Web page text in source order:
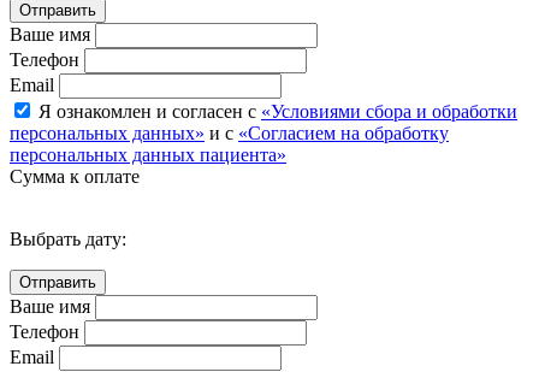
Отправить
Ваше имя
Телефон
Email
Я ознакомлен и согласен с «Условиями сбора и обработки
персональных данных» и с «Согласием на обработку
персональных данных пациента»
Сумма к оплате
Выбрать дату:
Ваше имя
Телефон
Email